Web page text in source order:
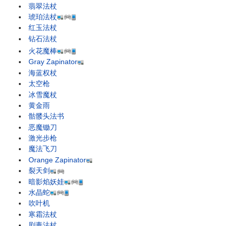
翡翠法杖
琥珀法杖
红玉法杖
钻石法杖
火花魔棒
Gray Zapinator
海蓝权杖
太空枪
冰雪魔杖
黄金雨
骷髅头法书
恶魔锄刀
激光步枪
魔法飞刀
Orange Zapinator
裂天剑
暗影焰妖娃
水晶蛇
吹叶机
寒霜法杖